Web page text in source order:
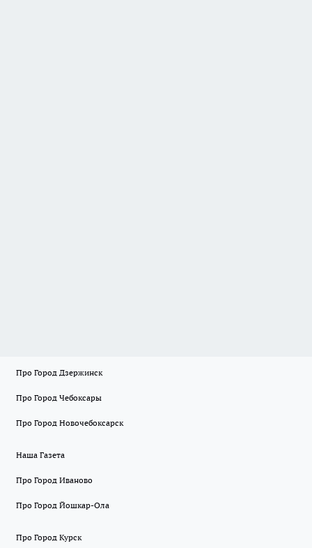
Про Город Дзержинск
Про Город Чебоксары
Про Город Новочебоксарск
Наша Газета
Про Город Иваново
Про Город Йошкар-Ола
Про Город Курск